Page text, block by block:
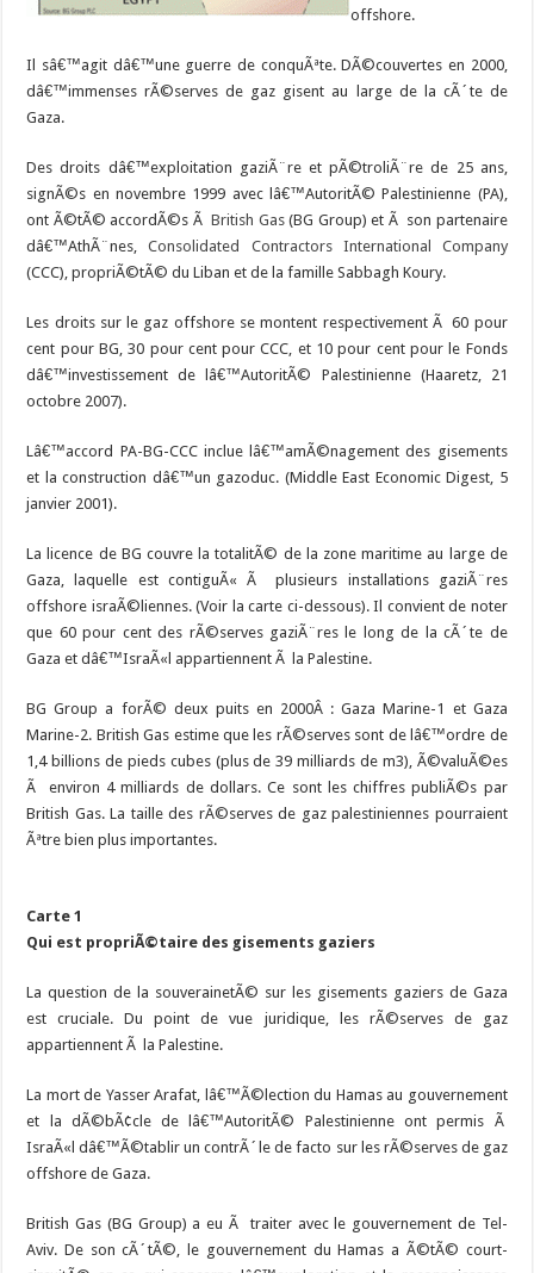
offshore.
Il sâ€™agit dâ€™une guerre de conquÃªte. DÃ©couvertes en 2000,
dâ€™immenses rÃ©serves de gaz gisent au large de la cÃ´te de
Gaza.
Des droits dâ€™exploitation gaziÃ¨re et pÃ©troliÃ¨re de 25 ans,
signÃ©s en novembre 1999 avec lâ€™AutoritÃ© Palestinienne (PA),
ont Ã©tÃ© accordÃ©s ÃBritish Gas(BG Group) et Ã son partenaire
dâ€™AthÃ¨nes,Consolidated Contractors International Company
(CCC), propriÃ©tÃ© du Liban et de la famille Sabbagh Koury.
Les droits sur le gaz offshore se montent respectivement Ã 60 pour
cent pour BG, 30 pour cent pour CCC, et 10 pour cent pour le Fonds
dâ€™investissement de lâ€™AutoritÃ© Palestinienne (Haaretz, 21
octobre 2007).
Lâ€™accord PA-BG-CCC inclue lâ€™amÃ©nagement des gisements
et la construction dâ€™un gazoduc. (Middle East Economic Digest, 5
janvier 2001).
La licence de BG couvre la totalitÃ© de la zone maritime au large de
Gaza, laquelle est contiguÃ« Ã plusieurs installations gaziÃ¨res
offshore israÃ©liennes. (Voir la carte ci-dessous). Il convient de noter
que 60 pour cent des rÃ©serves gaziÃ¨res le long de la cÃ´te de
Gaza et dâ€™IsraÃ«l appartiennent Ã la Palestine.
BG Group a forÃ© deux puits en 2000Â : Gaza Marine-1 et Gaza
Marine-2. British Gas estime que les rÃ©serves sont de lâ€™ordre de
1,4 billions de pieds cubes (plus de 39 milliards de m3), Ã©valuÃ©es
Ã environ 4 milliards de dollars. Ce sont les chiffres publiÃ©s par
British Gas. La taille des rÃ©serves de gaz palestiniennes pourraient
Ãªtre bien plus importantes.
Carte 1
Qui est propriÃ©taire des gisements gaziers
La question de la souverainetÃ© sur les gisements gaziers de Gaza
est cruciale. Du point de vue juridique, les rÃ©serves de gaz
appartiennent Ã la Palestine.
La mort de Yasser Arafat, lâ€™Ã©lection du Hamas au gouvernement
et la dÃ©bÃ¢cle de lâ€™AutoritÃ© Palestinienne ont permis Ã
IsraÃ«l dâ€™Ã©tablir un contrÃ´le de facto sur les rÃ©serves de gaz
offshore de Gaza.
British Gas (BG Group) a eu Ã traiter avec le gouvernement de Tel-
Aviv. De son cÃ´tÃ©, le gouvernement du Hamas a Ã©tÃ© court-